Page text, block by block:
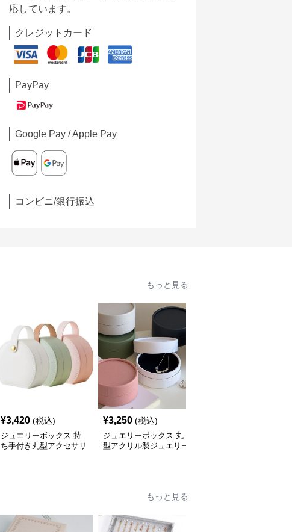
応しています。
クレジットカード
PayPay
Google Pay / Apple Pay
コンビニ/銀行振込
もっと見る
¥3,420 (税込)
ジュエリーボックス 持
ち手付き丸型アクセサリ
¥3,250 (税込)
ジュエリーボックス 丸
型アクリル製ジュエリー
もっと見る